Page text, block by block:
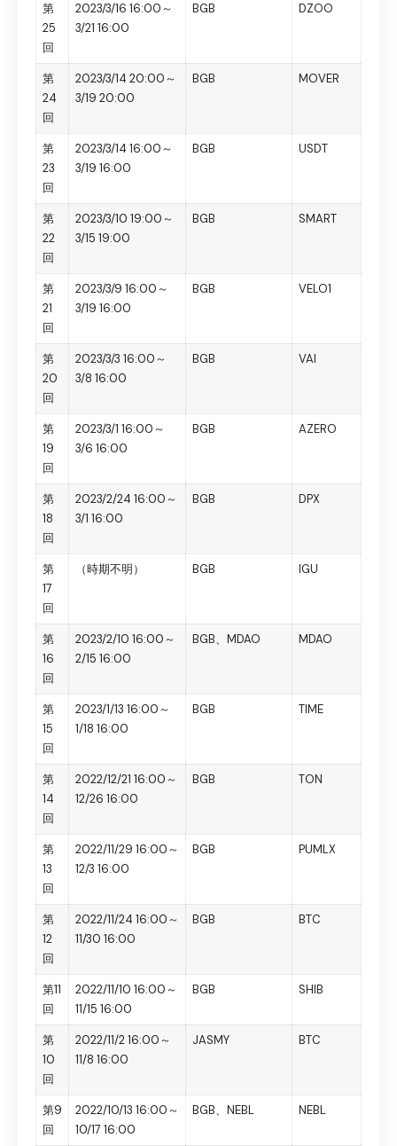
第
25
回
2023/3/16 16:00～
3/21 16:00
BGB DZOO
第
24
回
2023/3/14 20:00～
3/19 20:00
BGB MOVER
第
23
回
2023/3/14 16:00～
3/19 16:00
BGB USDT
第
22
回
2023/3/10 19:00～
3/15 19:00
BGB SMART
第
21
回
2023/3/9 16:00～
3/19 16:00
BGB VELO1
第
20
回
2023/3/3 16:00～
3/8 16:00
BGB VAI
第
19
回
2023/3/1 16:00～
3/6 16:00
BGB AZERO
第
18
回
2023/2/24 16:00～
3/1 16:00
BGB DPX
第
17
回
（時期不明） BGB IGU
第
16
回
2023/2/10 16:00～
2/15 16:00
BGB、MDAO MDAO
第
15
回
2023/1/13 16:00～
1/18 16:00
BGB TIME
第
14
回
2022/12/21 16:00～
12/26 16:00
BGB TON
第
13
回
2022/11/29 16:00～
12/3 16:00
BGB PUMLX
第
12
回
2022/11/24 16:00～
11/30 16:00
BGB BTC
第11
回
2022/11/10 16:00～
11/15 16:00
BGB SHIB
第
10
回
2022/11/2 16:00～
11/8 16:00
JASMY BTC
第9
回
2022/10/13 16:00～
10/17 16:00
BGB、NEBL NEBL